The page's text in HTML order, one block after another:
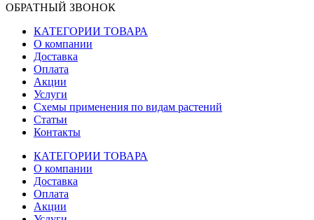
ОБРАТНЫЙ ЗВОНОК
КАТЕГОРИИ ТОВАРА
О компании
Доставка
Оплата
Акции
Услуги
Схемы применения по видам растений
Статьи
Контакты
КАТЕГОРИИ ТОВАРА
О компании
Доставка
Оплата
Акции